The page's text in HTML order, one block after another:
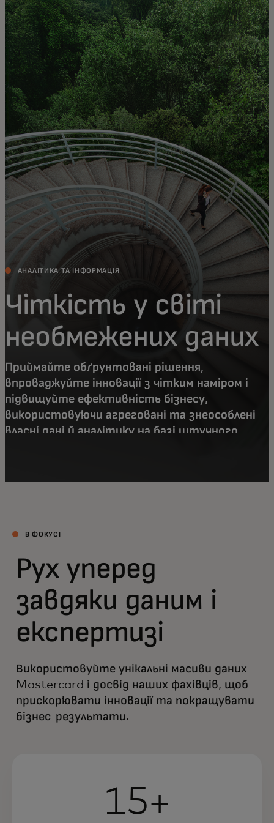
Для вас
Для бізнесу
Для всього світу
Для інноваторів
Новини та тренди
АНАЛІТИКА ТА ІНФОРМАЦІЯ
Чіткість у світі
необмежених даних
Приймайте обґрунтовані рішення,
впроваджуйте інновації з чітким наміром і
підвищуйте ефективність бізнесу,
використовуючи агреговані та знеособлені
власні дані й аналітику на базі штучного
В ФОКУСІ
Рух уперед
завдяки даним і
експертизі
Використовуйте унікальні масиви даних
Mastercard і досвід наших фахівців, щоб
прискорювати інновації та покращувати
бізнес-результати.
15+